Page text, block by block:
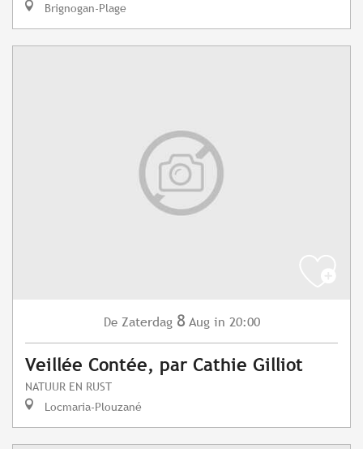
Brignogan-Plage
De Zaterdag 8 Aug in 20:00
Veillée Contée, par Cathie Gilliot
NATUUR EN RUST
Locmaria-Plouzané